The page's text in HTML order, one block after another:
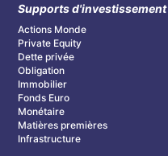
Supports d'investissement
Actions Monde
Private Equity
Dette privée
Obligation
Immobilier
Fonds Euro
Monétaire
Matières premières
Infrastructure